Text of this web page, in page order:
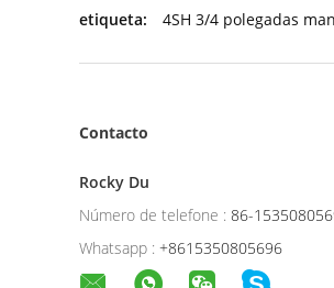
etiqueta: 4SH 3/4 polegadas
Contacto
Rocky Du
Número de telefone : 86-
Whatsapp : +8615350805696